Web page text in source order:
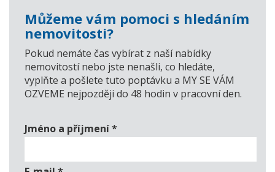
Můžeme vám pomoci s hledáním
nemovitosti?
Pokud nemáte čas vybírat z naší nabídky
nemovitostí nebo jste nenašli, co hledáte,
vyplňte a pošlete tuto poptávku a MY SE VÁM
OZVEME nejpozději do 48 hodin v pracovní den.
Jméno a příjmení*